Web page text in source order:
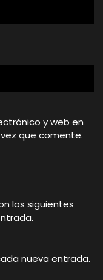
y web en
que comente.
los siguientes
nueva entrada.